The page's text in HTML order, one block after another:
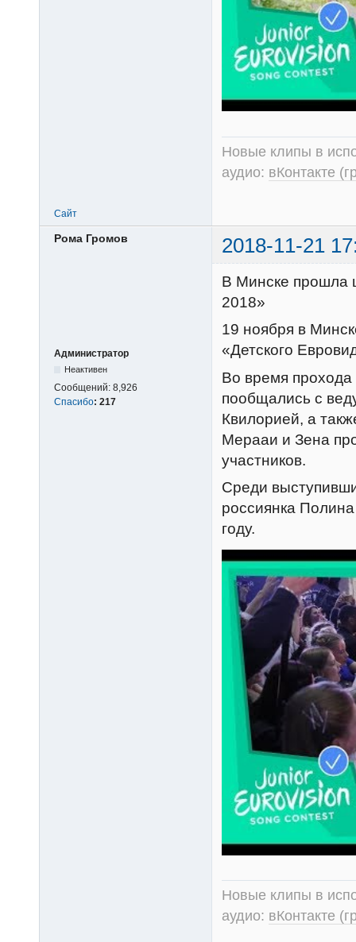
Новые клипы в
аудио: вКонтакте
Сайт
Рома Громов 2018-11-21
Администратор
Неактивен
Сообщений: 8,926
Спасибо: 217
В Минске прошла
2018»
19 ноября в
«Детского
Во время прохода
пообщались с
Квилорией, а
Мерааи и Зена
участников.
Среди
россиянка
году.
Новые клипы в
аудио: вКонтакте